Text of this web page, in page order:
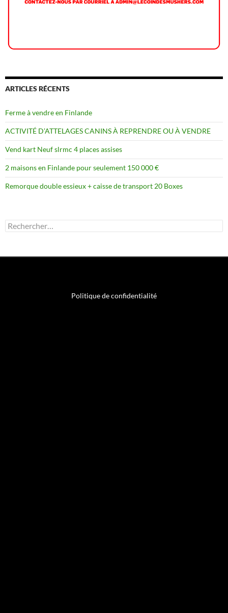
ARTICLES RÉCENTS
Ferme à vendre en Finlande
ACTIVITÉ D’ATTELAGES CANINS À REPRENDRE OU À VENDRE
Vend kart Neuf slrmc 4 places assises
2 maisons en Finlande pour seulement 150 000 €
Remorque double essieux + caisse de transport 20 Boxes
Rechercher :
Politique de confidentialité